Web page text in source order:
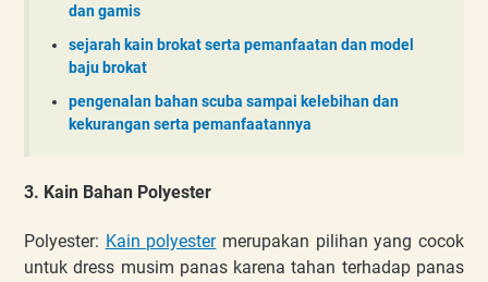
dan gamis
sejarah kain brokat serta pemanfaatan dan model
baju brokat
pengenalan bahan scuba sampai kelebihan dan
kekurangan serta pemanfaatannya
3. Kain Bahan Polyester
Polyester: Kain polyestermerupakan pilihan yang cocok
untuk dress musim panas karena tahan terhadap panas